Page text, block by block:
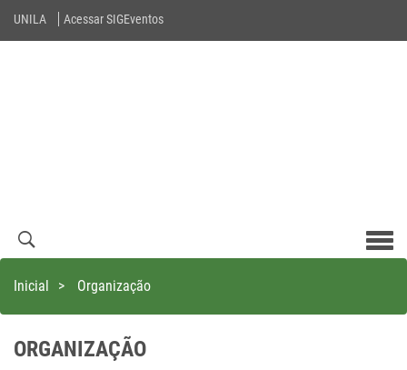
UNILA Acessar SIGEventos
Inicial > Organização
ORGANIZAÇÃO